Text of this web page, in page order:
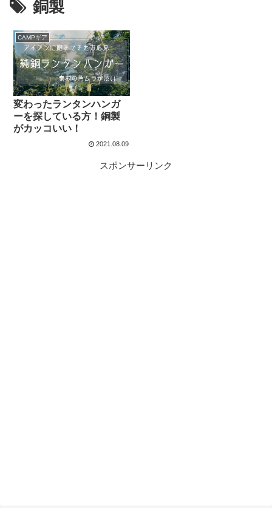
銅製
CAMPギア
変わったランタンハンガ
ーを探している方！銅製
がカッコいい！
2021.08.09
スポンサーリンク